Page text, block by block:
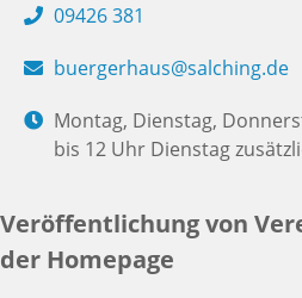
09426 381
buergerhaus@salching.de
Montag, Dienstag,
bis 12 Uhr Dienstag
Veröffentlichung von
der Homepage